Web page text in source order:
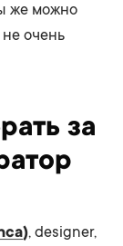
же можно
очень
за
), designer,